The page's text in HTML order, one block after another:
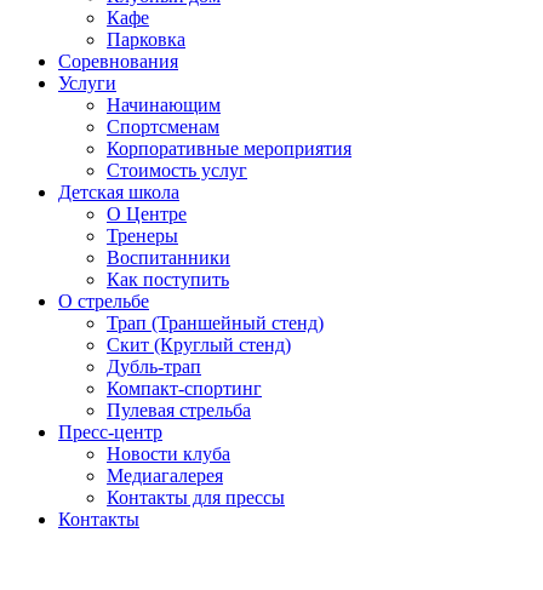
Кафе
Парковка
Соревнования
Услуги
Начинающим
Спортсменам
Корпоративные мероприятия
Стоимость услуг
Детская школа
О Центре
Тренеры
Воспитанники
Как поступить
О стрельбе
Трап (Траншейный стенд)
Скит (Круглый стенд)
Дубль-трап
Компакт-спортинг
Пулевая стрельба
Пресс-центр
Новости клуба
Медиагалерея
Контакты для прессы
Контакты